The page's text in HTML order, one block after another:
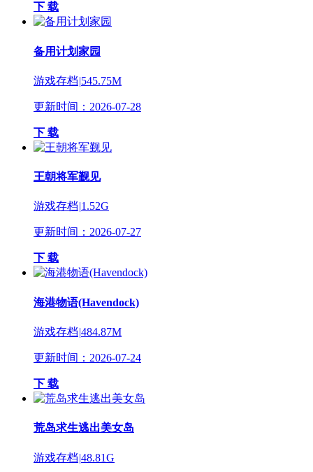
下 载
备用计划家园
游戏存档|545.75M
更新时间：2026-07-28
下 载
王朝将军觐见
游戏存档|1.52G
更新时间：2026-07-27
下 载
海港物语(Havendock)
游戏存档|484.87M
更新时间：2026-07-24
下 载
荒岛求生逃出美女岛
游戏存档|48.81G